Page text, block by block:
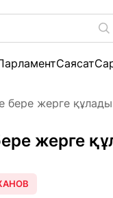
Саясат
бере жерге құлады
жерге